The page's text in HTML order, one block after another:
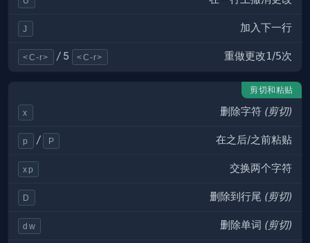
J 加入下一行
<C-r> /5 <C-r> 重做更改1 /5次
剪切和粘贴
x 删除字符 (剪切)
p / P 在之后/之前粘贴
xp 交换两个字符
D 删除到行尾 (剪切)
dw 删除单词 (剪切)